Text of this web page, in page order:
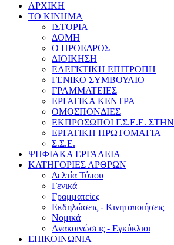
ΑΡΧΙΚΗ
ΤΟ ΚΙΝΗΜΑ
ΙΣΤΟΡΙΑ
ΔΟΜΗ
Ο ΠΡΟΕΔΡΟΣ
ΔΙΟΙΚΗΣΗ
ΕΛΕΓΚΤΙΚΗ ΕΠΙΤΡΟΠΗ
ΓΕΝΙΚΟ ΣΥΜΒΟΥΛΙΟ
ΓΡΑΜΜΑΤΕΙΕΣ
ΕΡΓΑΤΙΚΑ ΚΕΝΤΡΑ
ΟΜΟΣΠΟΝΔΙΕΣ
ΕΚΠΡΟΣΩΠΟΙ Γ.Σ.Ε.Ε.
ΕΡΓΑΤΙΚΗ ΠΡΩΤΟΜΑΓΙΑ
Σ.Σ.Ε.
ΨΗΦΙΑΚΑ ΕΡΓΑΛΕΙΑ
ΚΑΤΗΓΟΡΙΕΣ ΑΡΘΡΩΝ
Δελτία Τύπου
Γενικά
Γραμματείες
Εκδηλώσεις - Κινητοποιήσεις
Νομικά
Ανακοινώσεις - Εγκύκλιοι
ΕΠΙΚΟΙΝΩΝΙΑ